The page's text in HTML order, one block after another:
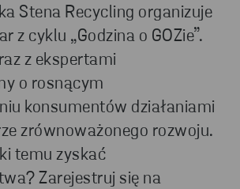
Stena Recycling organizuje
z cyklu „Godzina o GOZie”.
z ekspertami
o rosnącym
konsumentów działaniami
zrównoważonego rozwoju.
temu zyskać
Zarejestruj się na